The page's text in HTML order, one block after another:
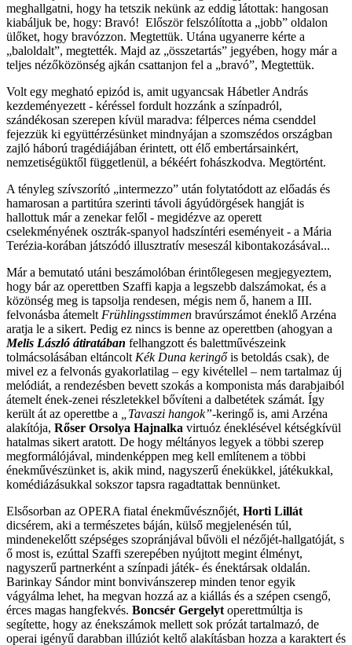
meghallgatni, hogy ha tetszik nekünk az eddig látottak: hangosan
kiabáljuk be, hogy: Bravó! Először felszólította a „jobb” oldalon
ülőket, hogy bravózzon. Megtettük. Utána ugyanerre kérte a
„baloldalt”, megtették. Majd az „összetartás” jegyében, hogy már a
teljes nézőközönség ajkán csattanjon fel a „bravó”, Megtettük.
Volt egy megható epizód is, amit ugyancsak Hábetler András
kezdeményezett - kéréssel fordult hozzánk a színpadról,
szándékosan szerepen kívül maradva: félperces néma csenddel
fejezzük ki együttérzésünket mindnyájan a szomszédos országban
zajló háború tragédiájában érintett, ott élő embertársainkért,
nemzetiségüktől függetlenül, a békéért fohászkodva. Megtörtént.
A tényleg szívszorító „intermezzo” után folytatódott az előadás és
hamarosan a partitúra szerinti távoli ágyúdörgések hangját is
hallottuk már a zenekar felől - megidézve az operett
cselekményének osztrák-spanyol hadszíntéri eseményeit - a Mária
Terézia-korában játszódó illusztratív meseszál kibontakozásával...
Már a bemutató utáni beszámolóban érintőlegesen megjegyeztem,
hogy bár az operettben Szaffi kapja a legszebb dalszámokat, és a
közönség meg is tapsolja rendesen, mégis nem ő, hanem a III.
felvonásba átemelt Frühlingsstimmen bravúrszámot éneklő Arzéna
aratja le a sikert. Pedig ez nincs is benne az operettben (ahogyan a
Melis László átiratában felhangzott és balettművészeink
tolmácsolásában eltáncolt Kék Duna keringőis betoldás csak), de
mivel ez a felvonás gyakorlatilag – egy kivétellel – nem tartalmaz új
melódiát, a rendezésben bevett szokás a komponista más darabjaiból
átemelt ének-zenei részletekkel bővíteni a dalbetétek számát. Így
került át az operettbe a
„Tavaszi hangok”-keringő is, ami Arzéna
alakítója, Rőser Orsolya Hajnalka virtuóz éneklésével kétségkívül
hatalmas sikert aratott. De hogy méltányos legyek a többi szerep
megformálójával, mindenképpen meg kell említenem a többi
énekművészünket is, akik mind, nagyszerű énekükkel, játékukkal,
komédiázásukkal sokszor tapsra ragadtattak bennünket.
Elsősorban az OPERA fiatal énekművésznőjét, Horti Lillát
dicsérem, aki a természetes báján, külső megjelenésén túl,
mindenekelőtt szépséges szopránjával bűvöli el nézőjét-hallgatóját, s
ő most is, ezúttal Szaffi szerepében nyújtott megint élményt,
nagyszerű partnerként a színpadi játék- és énektársak oldalán.
Barinkay Sándor mint bonvivánszerep minden tenor egyik
vágyálma lehet, ha megvan hozzá az a kiállás és a szépen csengő,
érces magas hangfekvés. Boncsér Gergelyt operettmúltja is
segítette, hogy az énekszámok mellett sok prózát tartalmazó, de
operai igényű darabban illúziót keltő alakításban hozza a karaktert és